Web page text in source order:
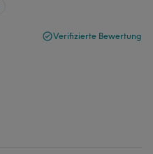
Verifizierte Bewertung